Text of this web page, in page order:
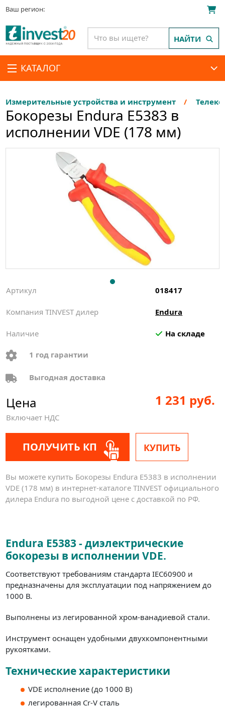
Ваш регион:
КАТАЛОГ
НАЙТИ
Измерительные устройства и инструмент
Бокорезы Endura E5383 в
исполнении VDE (178 мм)
Артикул 018417
Компания TINVEST дилер Endura
Наличие На складе
1 год гарантии
Выгодная доставка
Цена
Включает НДС
1 231 руб.
ПОЛУЧИТЬ КП КУПИТЬ
Вы можете купить Бокорезы Endura E5383 в исполнении
VDE (178 мм) в интернет-каталоге TINVEST официального
дилера Endura по выгодной цене с доставкой по РФ.
Endura E5383 - диэлектрические
бокорезы в исполнении VDE.
Соответствуют требованиям стандарта IEC60900 и
предназначены для эксплуатации под напряжением до
1000 В.
Выполнены из легированной хром-ванадиевой стали.
Инструмент оснащен удобными двухкомпонентными
рукоятками.
Технические характеристики
VDE исполнение (до 1000 В)
легированная Cr-V сталь